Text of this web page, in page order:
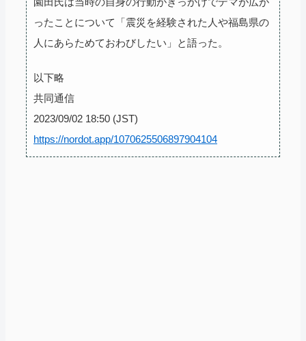
ったことについて「震災を経験された人や福島県の
人にあらためておわびしたい」と語った。
以下略
共同通信
2023/09/02 18:50 (JST)
https://nordot.app/1070625506897904104